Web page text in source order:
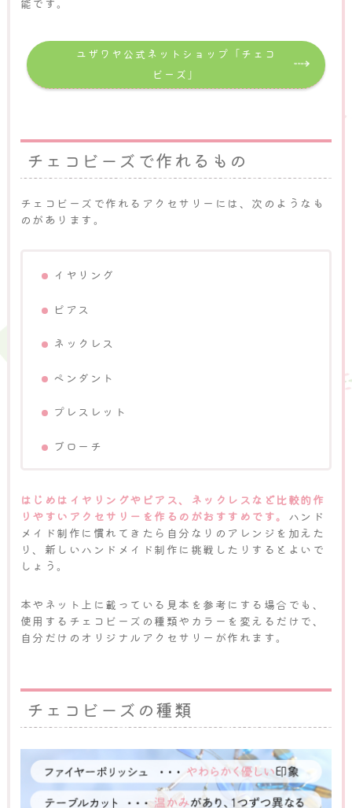
ユザワヤ公式ネットショップ「チェコ
ビーズ」
チェコビーズで作れるもの
チェコビーズで作れるアクセサリーには、次のようなも
のがあります。
イヤリング
ピアス
ネックレス
ペンダント
プレスレット
ブローチ
はじめはイヤリングやピアス、ネックレスなど比較的作
りやすいアクセサリーを作るのがおすすめです。 ハンド
メイド制作に慣れてきたら自分なりのアレンジを加えた
り、新しいハンドメイド制作に挑戦したりするとよいで
しょう。
本やネット上に載っている見本を参考にする場合でも、
使用するチェコビーズの種類やカラーを変えるだけで、
自分だけのオリジナルアクセサリーが作れます。
チェコビーズの種類